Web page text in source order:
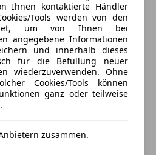
Ihnen kontaktierte Händler
Tools werden von den
um von Ihnen bei
angegebene Informationen
und innerhalb dieses
für die Befüllung neuer
wiederzuverwenden. Ohne
Cookies/Tools können
ganz oder teilweise
zusammen.